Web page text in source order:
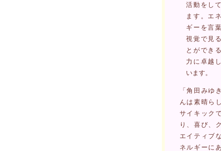
活動をし
ます。エ
ギーを言
視覚で見
とができ
力に卓越
います。
「角田みゆ
んは素晴ら
サイキック
り、喜び、
エイティブ
ネルギーに